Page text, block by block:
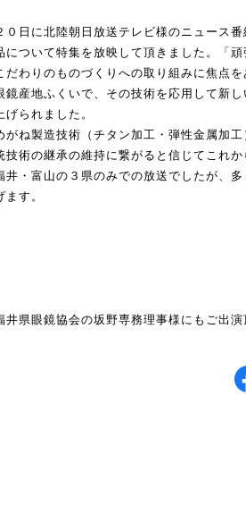
０日に北陸朝日放送テレビ様のニュース
について特集を放映して頂きました。「
だわりのものづくりへの取り組みに焦点
鏡産地ふくいで、その技術を応用して新
られました。
がね製造技術（チタン加工・弾性金属加
技術の継承の維持に繋がると信じてこれか
井・富山の３県のみでの放送でしたが、
す。
井県眼鏡協会の坂野専務理事様にもご出